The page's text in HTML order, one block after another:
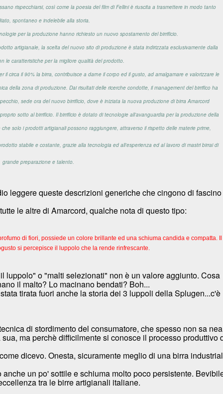
rispecchiarsi, così come la poesia del film di Fellini è riuscita a trasmettere in modo tanto
spontaneo e indelebile alla storia.
per la produzione hanno richiesto un nuovo spostamento del birrificio.
artigianale, la scelta del nuovo sito di produzione è stata indirizzata esclusivamente dalla
le caratteristiche per la migliore qualità del prodotto.
il circa il 90% la birra, contribuisce a darne il corpo ed il gusto, ad amalgamare e valorizzare le
della zona di produzione. Dai risultati delle ricerche condotte, il management del birrifico ha
sede ora del nuovo birrificio, dove è iniziata la nuova produzione di birra Amarcord
sotto al birrificio. Il birrificio è dotato di tecnologie all’avanguardia per la produzione della
solo i prodotti artigianali possono raggiungere, attraverso il rispetto delle materie prime,
stabile e costante, grazie alla tecnologia ed all’esperienza ed al lavoro di mastri birrai di
grande preparazione e talento.
leggere queste descrizioni generiche che cingono di fascino
le altre di Amarcord, qualche nota di questo tipo:
di fiori, possiede un colore brillante ed una schiuma candida e compatta. Il
si percepisce il luppolo che la rende rinfrescante.
luppolo" o "malti selezionati" non è un valore aggiunto. Cosa
il malto? Lo macinano bendati? Boh...
tirata fuori anche la storia dei 3 luppoli della Splugen...c'è
di stordimento del consumatore, che spesso non sa
ma perchè difficilmente si conosce il processo produttivo
dicevo. Onesta, sicuramente meglio di una birra
un po' sottile e schiuma molto poco persistente.
tra le birre artigianali italiane.